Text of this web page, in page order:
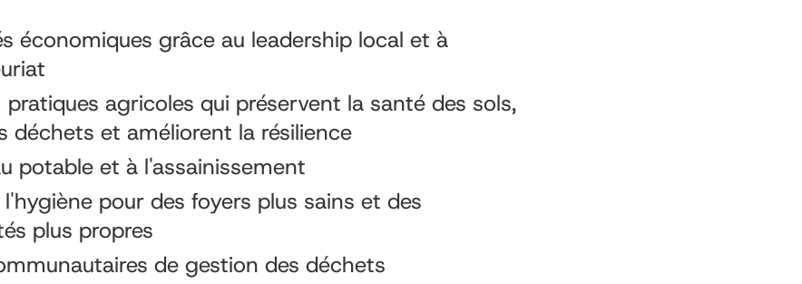
économiques grâce au leadership local et à
agricoles qui préservent la santé des sols,
déchets et améliorent la résilience
potable et à l'assainissement
pour des foyers plus sains et des
plus propres
de gestion des déchets